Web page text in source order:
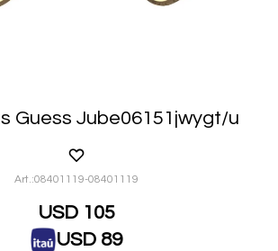
Guess Jube06151jwygt/u
08401119-08401119
USD 105
USD 89